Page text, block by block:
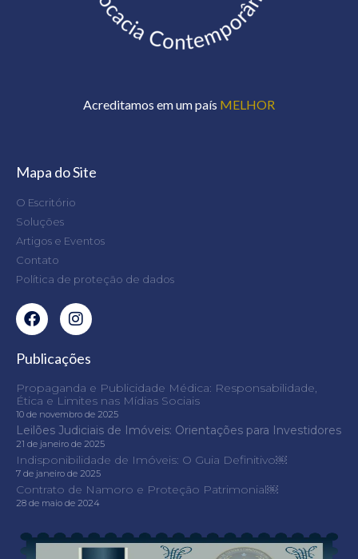
Acreditamos em um país MELHOR
Mapa do Site
O Escritório
Soluções
Artigos e Eventos
Contato
Política de proteção de dados
Publicações
Propaganda e Publicidade Médica: Responsabilidade,
Ética e Limites nas Mídias Sociais
10 de novembro de 2025
Leilões Judiciais de Imóveis: Orientações para Investidores
21 de janeiro de 2025
Indisponibilidade de Imóveis: O Guia Definitivo￼
7 de janeiro de 2025
Contrato de Namoro e Proteção Patrimonial￼
28 de maio de 2024